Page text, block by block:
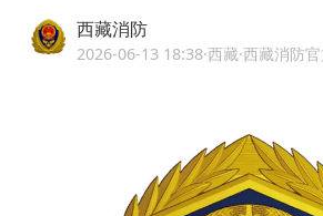
西藏消防
2026-06-13 18:38·西藏·西藏消防